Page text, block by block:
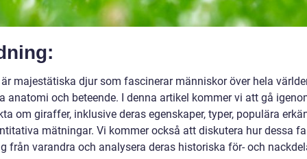
majestätiska djur som fascinerar människor över hela
anatomi och beteende. I denna artikel kommer vi att gå
om giraffer, inklusive deras egenskaper, typer, populära
mätningar. Vi kommer också att diskutera hur dessa
från varandra och analysera deras historiska för- och